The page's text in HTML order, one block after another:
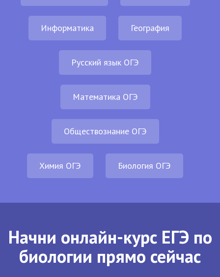
Информатика География
Русский язык ОГЭ
Математика ОГЭ
Обществознание ОГЭ
Химия ОГЭ Биология ОГЭ
Начни онлайн-курс ЕГЭ по
биологии прямо сейчас